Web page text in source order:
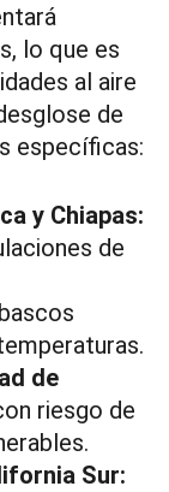
lo que es
al aire
de
específicas:
y Chiapas:
de
de
riesgo de
Sur: